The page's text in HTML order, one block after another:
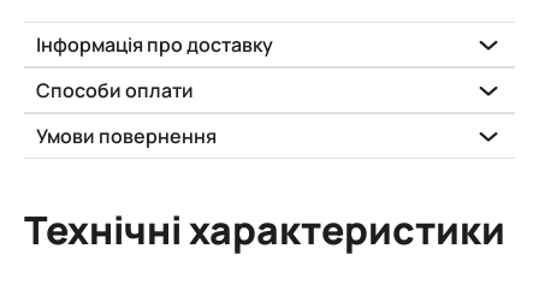
Інформація про доставку
Способи оплати
Умови повернення
Технічні характеристики